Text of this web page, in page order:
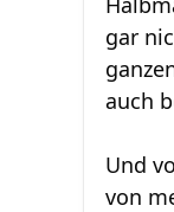
gar
auch
Und
von